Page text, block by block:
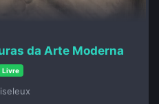
da Arte Moderna
Livre